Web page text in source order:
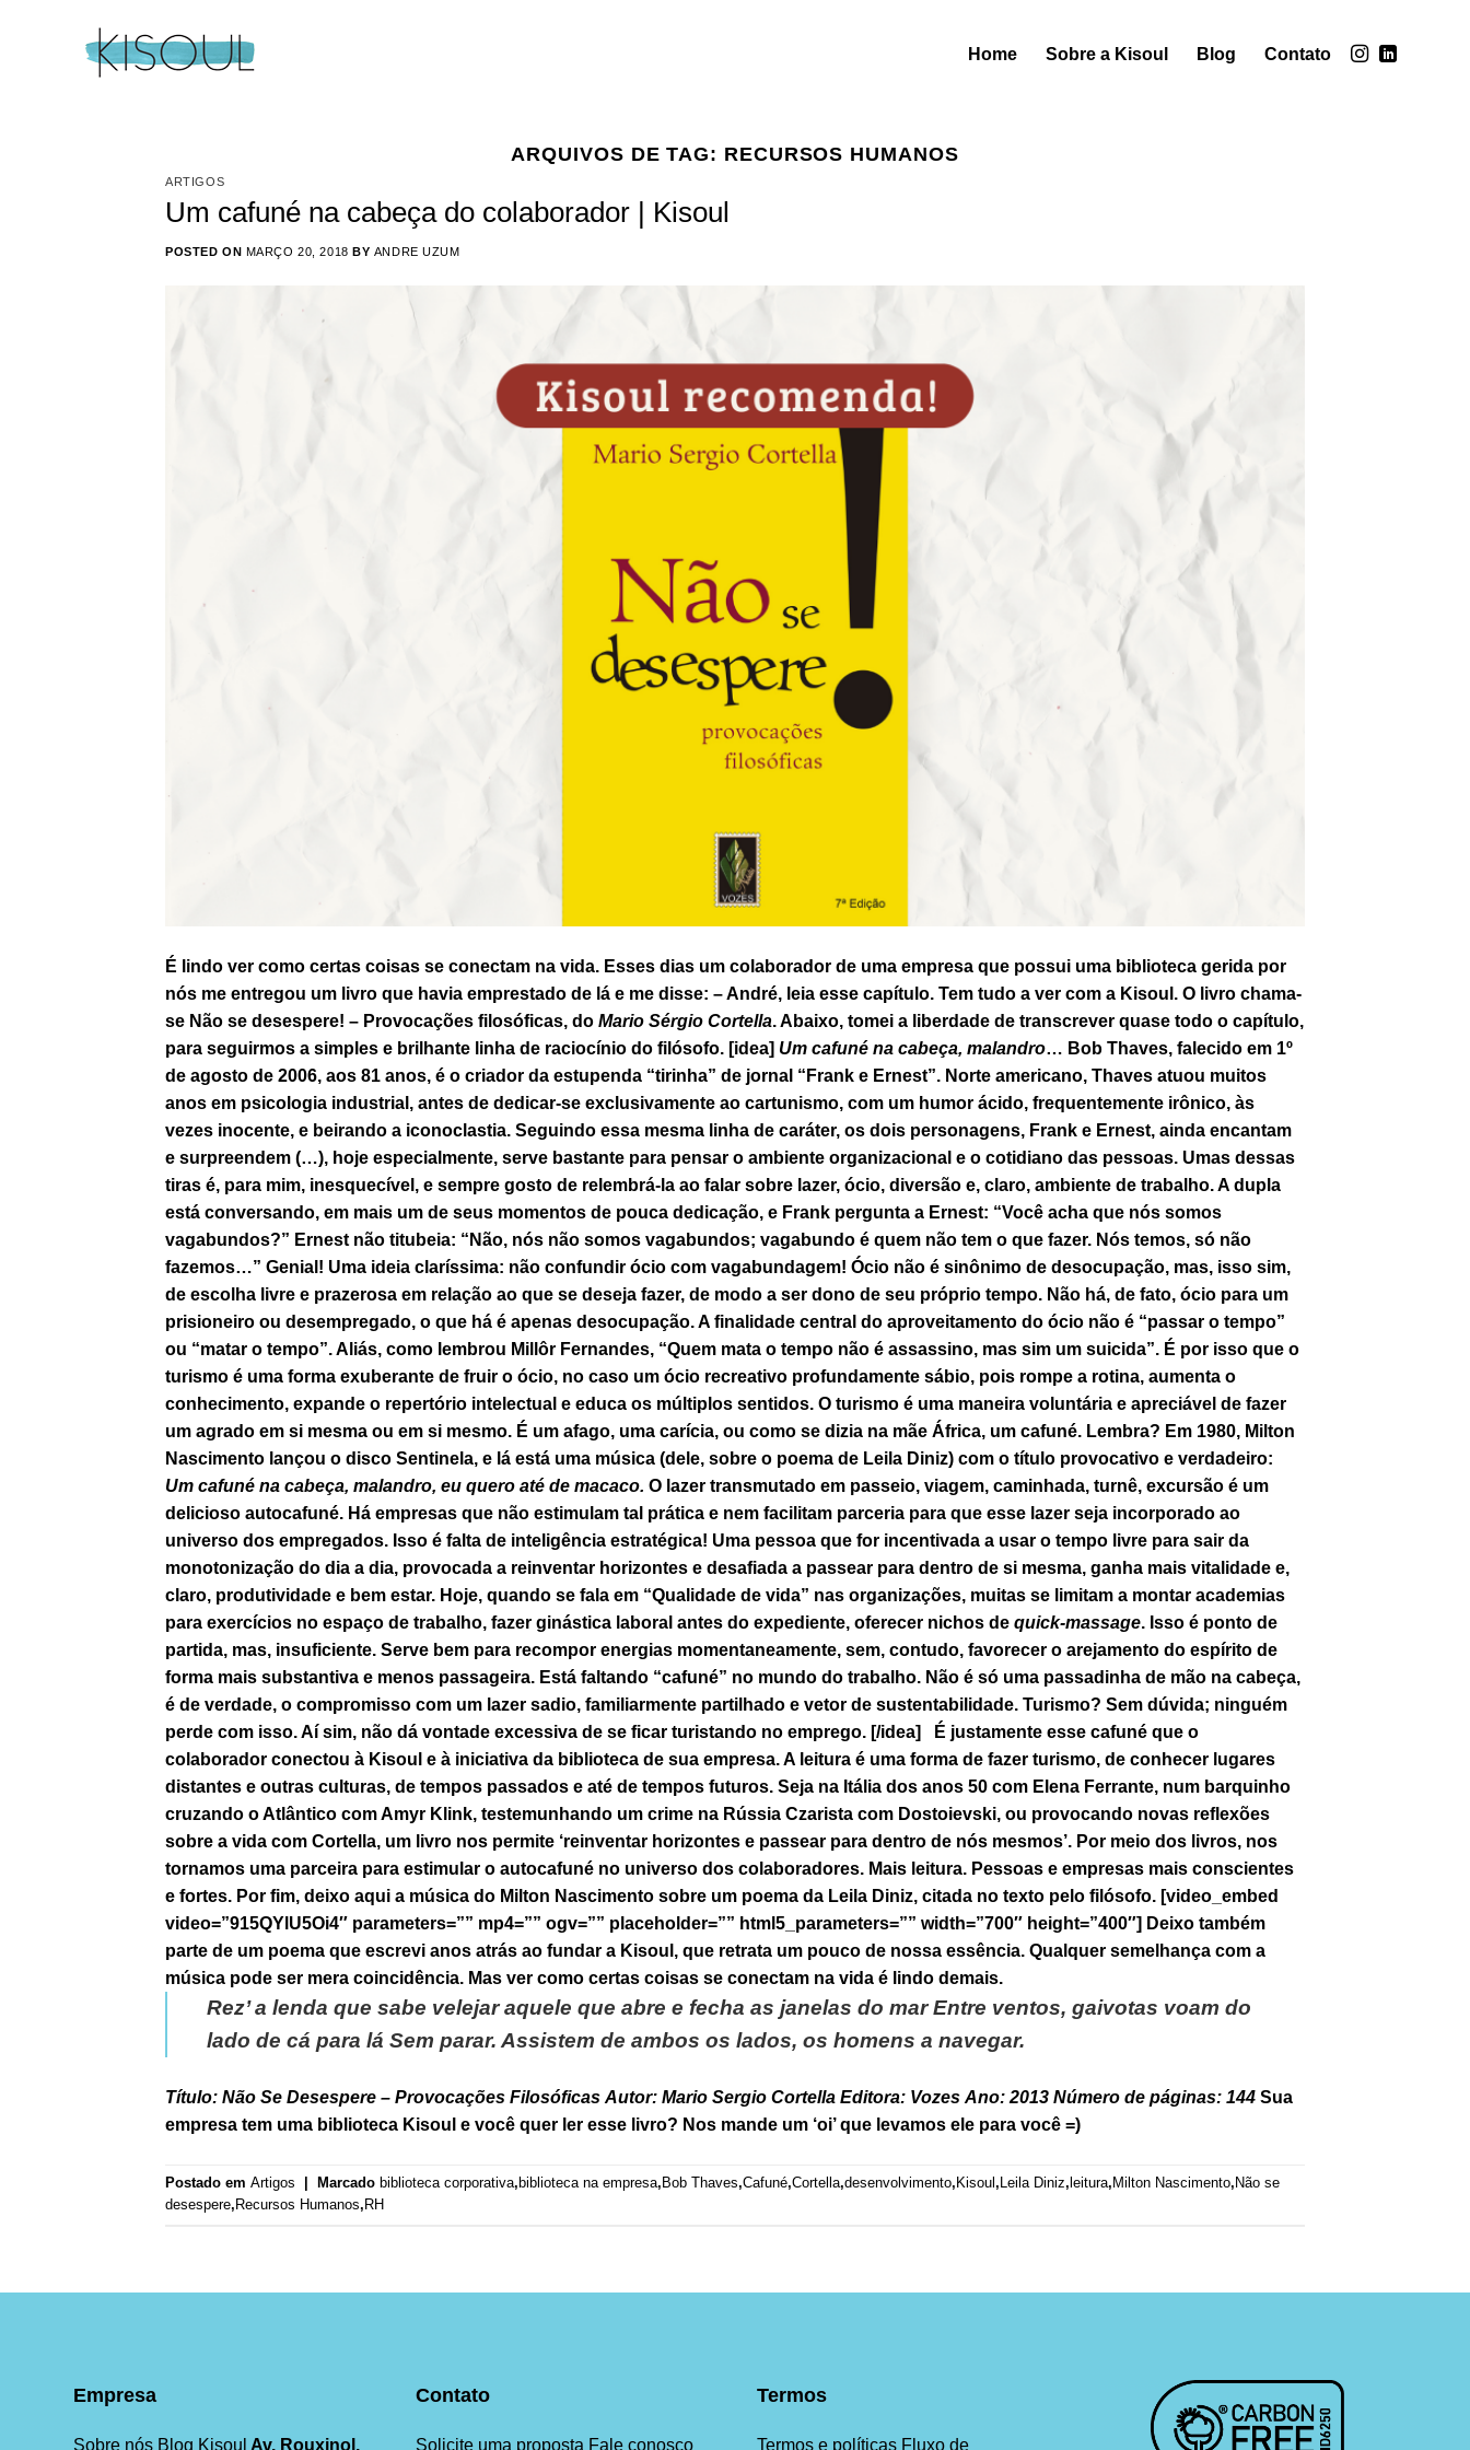
Home Sobre a Kisoul Blog Contato
ARQUIVOS DE TAG: RECURSOS HUMANOS
ARTIGOS
Um cafuné na cabeça do colaborador | Kisoul
POSTED ON MARÇO 20, 2018 BY ANDRE UZUM
É lindo ver como certas coisas se conectam na vida. Esses dias um colaborador de uma empresa que possui uma biblioteca gerida por
nós me entregou um livro que havia emprestado de lá e me disse: – André, leia esse capítulo. Tem tudo a ver com a Kisoul. O livro chama-
se Não se desespere! – Provocações filosóficas, doMario Sérgio Cortella. Abaixo, tomei a liberdade de transcrever quase todo o capítulo,
para seguirmos a simples e brilhante linha de raciocínio do filósofo. [idea] Um cafuné na cabeça, malandro… Bob Thaves, falecido em 1º
de agosto de 2006, aos 81 anos, é o criador da estupenda “tirinha” de jornal “Frank e Ernest”. Norte americano, Thaves atuou muitos
anos em psicologia industrial, antes de dedicar-se exclusivamente ao cartunismo, com um humor ácido, frequentemente irônico, às
vezes inocente, e beirando a iconoclastia. Seguindo essa mesma linha de caráter, os dois personagens, Frank e Ernest, ainda encantam
e surpreendem (…), hoje especialmente, serve bastante para pensar o ambiente organizacional e o cotidiano das pessoas. Umas dessas
tiras é, para mim, inesquecível, e sempre gosto de relembrá-la ao falar sobre lazer, ócio, diversão e, claro, ambiente de trabalho. A dupla
está conversando, em mais um de seus momentos de pouca dedicação, e Frank pergunta a Ernest: “Você acha que nós somos
vagabundos?” Ernest não titubeia: “Não, nós não somos vagabundos; vagabundo é quem não tem o que fazer. Nós temos, só não
fazemos…” Genial! Uma ideia claríssima: não confundir ócio com vagabundagem! Ócio não é sinônimo de desocupação, mas, isso sim,
de escolha livre e prazerosa em relação ao que se deseja fazer, de modo a ser dono de seu próprio tempo. Não há, de fato, ócio para um
prisioneiro ou desempregado, o que há é apenas desocupação. A finalidade central do aproveitamento do ócio não é “passar o tempo”
ou “matar o tempo”. Aliás, como lembrou Millôr Fernandes, “Quem mata o tempo não é assassino, mas sim um suicida”. É por isso que o
turismo é uma forma exuberante de fruir o ócio, no caso um ócio recreativo profundamente sábio, pois rompe a rotina, aumenta o
conhecimento, expande o repertório intelectual e educa os múltiplos sentidos. O turismo é uma maneira voluntária e apreciável de fazer
um agrado em si mesma ou em si mesmo. É um afago, uma carícia, ou como se dizia na mãe África, um cafuné. Lembra? Em 1980, Milton
Nascimento lançou o disco Sentinela, e lá está uma música (dele, sobre o poema de Leila Diniz) com o título provocativo e verdadeiro:
Um cafuné na cabeça, malandro, eu quero até de macaco. O lazer transmutado em passeio, viagem, caminhada, turnê, excursão é um
delicioso autocafuné. Há empresas que não estimulam tal prática e nem facilitam parceria para que esse lazer seja incorporado ao
universo dos empregados. Isso é falta de inteligência estratégica! Uma pessoa que for incentivada a usar o tempo livre para sair da
monotonização do dia a dia, provocada a reinventar horizontes e desafiada a passear para dentro de si mesma, ganha mais vitalidade e,
claro, produtividade e bem estar. Hoje, quando se fala em “Qualidade de vida” nas organizações, muitas se limitam a montar academias
para exercícios no espaço de trabalho, fazer ginástica laboral antes do expediente, oferecer nichos dequick-massage. Isso é ponto de
partida, mas, insuficiente. Serve bem para recompor energias momentaneamente, sem, contudo, favorecer o arejamento do espírito de
forma mais substantiva e menos passageira. Está faltando “cafuné” no mundo do trabalho. Não é só uma passadinha de mão na cabeça,
é de verdade, o compromisso com um lazer sadio, familiarmente partilhado e vetor de sustentabilidade. Turismo? Sem dúvida; ninguém
perde com isso. Aí sim, não dá vontade excessiva de se ficar turistando no emprego. [/idea] É justamente esse cafuné que o
colaborador conectou à Kisoul e à iniciativa da biblioteca de sua empresa. A leitura é uma forma de fazer turismo, de conhecer lugares
distantes e outras culturas, de tempos passados e até de tempos futuros. Seja na Itália dos anos 50 com Elena Ferrante, num barquinho
cruzando o Atlântico com Amyr Klink, testemunhando um crime na Rússia Czarista com Dostoievski, ou provocando novas reflexões
sobre a vida com Cortella, um livro nos permite ‘reinventar horizontes e passear para dentro de nós mesmos’. Por meio dos livros, nos
tornamos uma parceira para estimular o autocafuné no universo dos colaboradores. Mais leitura. Pessoas e empresas mais conscientes
e fortes. Por fim, deixo aqui a música do Milton Nascimento sobre um poema da Leila Diniz, citada no texto pelo filósofo. [video_embed
video=”915QYlU5Oi4″ parameters=”” mp4=”” ogv=”” placeholder=”” html5_parameters=”” width=”700″ height=”400″] Deixo também
parte de um poema que escrevi anos atrás ao fundar a Kisoul, que retrata um pouco de nossa essência. Qualquer semelhança com a
música pode ser mera coincidência. Mas ver como certas coisas se conectam na vida é lindo demais.
Rez’ a lenda que sabe velejar aquele que abre e fecha as janelas do mar Entre ventos, gaivotas voam do
lado de cá para lá Sem parar. Assistem de ambos os lados, os homens a navegar.
Título: Não Se Desespere – Provocações Filosóficas Autor: Mario Sergio Cortella Editora: Vozes Ano: 2013 Número de páginas: 144 Sua
empresa tem uma biblioteca Kisoul e você quer ler esse livro? Nos mande um ‘oi’ que levamos ele para você =)
Postado emArtigos Marcado biblioteca corporativa, biblioteca na empresa, Bob Thaves,Cafuné,Cortella,desenvolvimento, Kisoul, Leila Diniz, leitura, Milton Nascimento, Não se
desespere, Recursos Humanos, RH
Empresa
Sobre nós Blog Kisoul Av. Rouxinol,
Contato
Solicite uma proposta Fale conosco
Termos
Termos e políticas Fluxo de